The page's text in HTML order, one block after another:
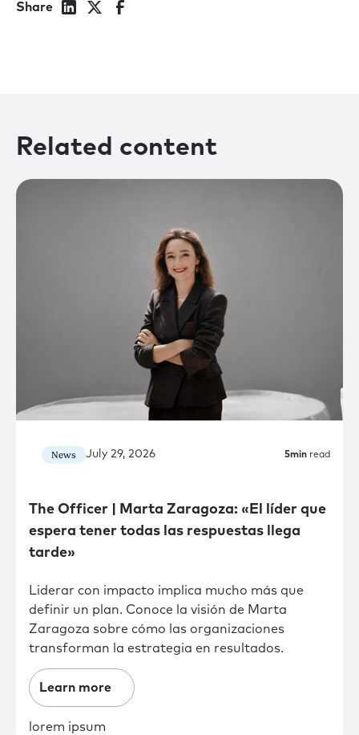
Share
Related content
News July 29, 2026 5min read
The Officer | Marta Zaragoza: «El líder que
espera tener todas las respuestas llega
tarde»
Liderar con impacto implica mucho más que
definir un plan. Conoce la visión de Marta
Zaragoza sobre cómo las organizaciones
transforman la estrategia en resultados.
Learn more
lorem ipsum